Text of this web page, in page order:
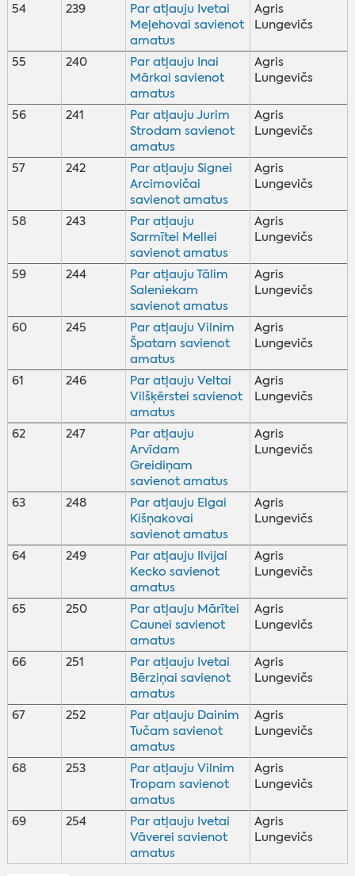
54 239
Par atļauju Ivetai
Meļehovai savienot
amatus
Agris
Lungevičs
55 240
Par atļauju Inai
Mārkai savienot
amatus
Agris
Lungevičs
56 241
Par atļauju Jurim
Strodam savienot
amatus
Agris
Lungevičs
57 242
Par atļauju Signei
Arcimovičai
savienot amatus
Agris
Lungevičs
58 243
Par atļauju
Sarmītei Mellei
savienot amatus
Agris
Lungevičs
59 244
Par atļauju Tālim
Saleniekam
savienot amatus
Agris
Lungevičs
60 245
Par atļauju Vilnim
Špatam savienot
amatus
Agris
Lungevičs
61 246
Par atļauju Veltai
Vilšķērstei savienot
amatus
Agris
Lungevičs
62 247
Par atļauju
Arvīdam
Greidiņam
savienot amatus
Agris
Lungevičs
63 248
Par atļauju Elgai
Kišņakovai
savienot amatus
Agris
Lungevičs
64 249
Par atļauju Ilvijai
Kecko savienot
amatus
Agris
Lungevičs
65 250
Par atļauju Mārītei
Caunei savienot
amatus
Agris
Lungevičs
66 251
Par atļauju Ivetai
Bērziņai savienot
amatus
Agris
Lungevičs
67 252
Par atļauju Dainim
Tučam savienot
amatus
Agris
Lungevičs
68 253
Par atļauju Vilnim
Tropam savienot
amatus
Agris
Lungevičs
69 254
Par atļauju Ivetai
Vāverei savienot
amatus
Agris
Lungevičs